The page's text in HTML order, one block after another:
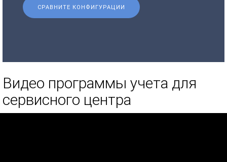
СРАВНИТЕ КОНФИГУРАЦИИ
Видео программы учета для
сервисного центра